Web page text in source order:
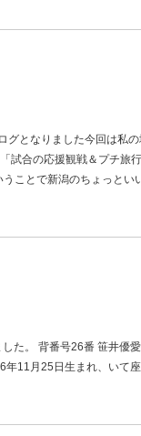
となりました今回は私
試合の応援観戦＆プチ旅
ことで新潟のちょっとい
た。 背番号26番 笹井優愛
年11月25日生まれ、いて座